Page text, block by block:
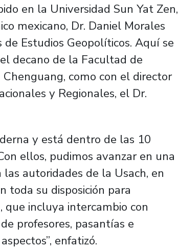
en la Universidad Sun Yat Zen,
mexicano, Dr. Daniel Morales
Estudios Geopolíticos. Aquí se
decano de la Facultad de
como con el director
y Regionales, el Dr.
y está dentro de las 10
ellos, pudimos avanzar en una
autoridades de la Usach, en
toda su disposición para
que incluya intercambio con
profesores, pasantías e
enfatizó.